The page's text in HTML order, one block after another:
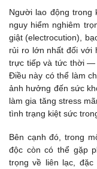
Người lao động trong
nguy hiểm nghiêm
giật (electrocution),
rủi ro lớn nhất đối với
trực tiếp và tức thời —
Điều này có thể làm
ảnh hưởng đến sức
làm gia tăng stress
tình trạng kiệt sức
Bên cạnh đó, trong
độc còn có thể gặp
trọng về liên lạc,